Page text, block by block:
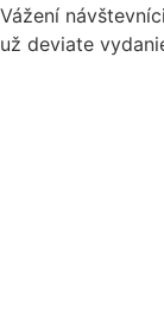
Vážení
už deviate